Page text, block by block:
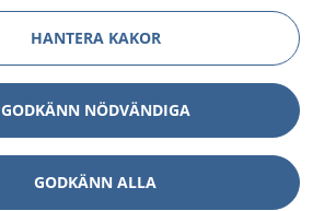
HANTERA KAKOR
GODKÄNN NÖDVÄNDIGA
GODKÄNN ALLA